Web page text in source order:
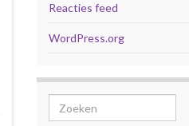
Reacties feed
WordPress.org
Search for: